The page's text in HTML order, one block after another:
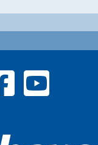
Facebook
zu YouTube